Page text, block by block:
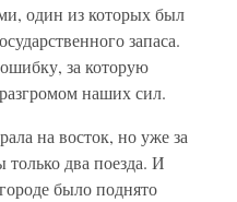
один из которых был
запаса.
за которую
наших сил.
на восток, но уже за
два поезда. И
было поднято